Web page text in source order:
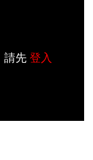
請先登入